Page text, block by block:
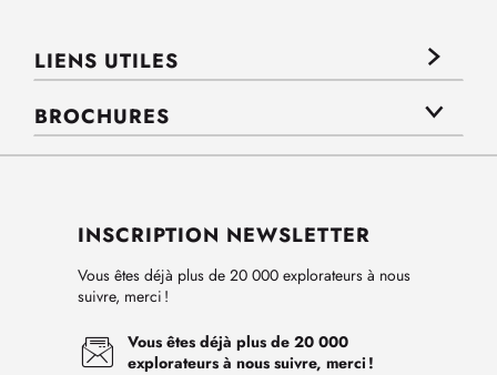
LIENS UTILES
BROCHURES
INSCRIPTION NEWSLETTER
Vous êtes déjà plus de 20 000 explorateurs à nous
suivre, merci !
Vous êtes déjà plus de 20 000
explorateurs à nous suivre, merci !